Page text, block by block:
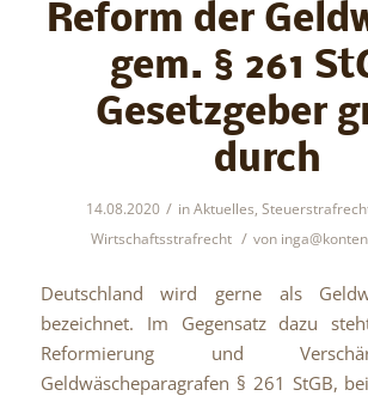
Reform der
gem. § 261
Gesetzgeber
durch
14.08.2020 / inAktuelles,
Wirtschaftsstrafrecht / von
Deutschland wird gerne als
bezeichnet. Im Gegensatz dazu
Reformierung und
Geldwäscheparagrafen § 261 StGB,